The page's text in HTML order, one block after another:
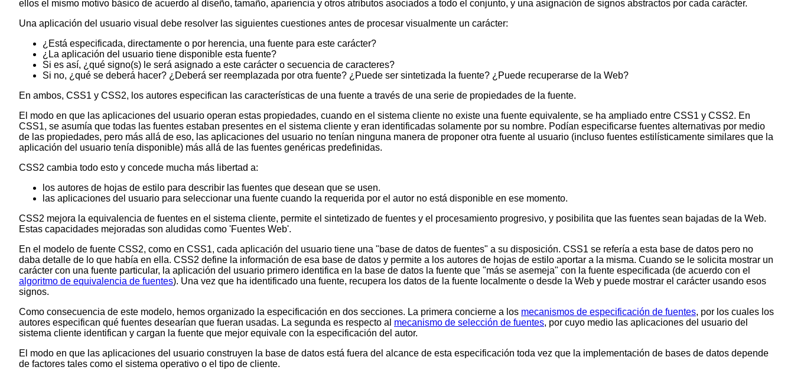
ellos el mismo motivo básico de acuerdo al diseño, tamaño, apariencia y otros atributos asociados a todo el conjunto, y una asignación de signos abstractos por cada carácter.
Una aplicación del usuario visual debe resolver las siguientes cuestiones antes de procesar visualmente un carácter:
¿Está especificada, directamente o por herencia, una fuente para este carácter?
¿La aplicación del usuario tiene disponible esta fuente?
Si es así, ¿qué signo(s) le será asignado a este carácter o secuencia de caracteres?
Si no, ¿qué se deberá hacer? ¿Deberá ser reemplazada por otra fuente? ¿Puede ser sintetizada la fuente? ¿Puede recuperarse de la Web?
En ambos, CSS1 y CSS2, los autores especifican las características de una fuente a través de una serie de propiedades de la fuente.
El modo en que las aplicaciones del usuario operan estas propiedades, cuando en el sistema cliente no existe una fuente equivalente, se ha ampliado entre CSS1 y CSS2. En
CSS1, se asumía que todas las fuentes estaban presentes en el sistema cliente y eran identificadas solamente por su nombre. Podían especificarse fuentes alternativas por medio
de las propiedades, pero más allá de eso, las aplicaciones del usuario no tenían ninguna manera de proponer otra fuente al usuario (incluso fuentes estilísticamente similares que la
aplicación del usuario tenía disponible) más allá de las fuentes genéricas predefinidas.
CSS2 cambia todo esto y concede mucha más libertad a:
los autores de hojas de estilo para describir las fuentes que desean que se usen.
las aplicaciones del usuario para seleccionar una fuente cuando la requerida por el autor no está disponible en ese momento.
CSS2 mejora la equivalencia de fuentes en el sistema cliente, permite el sintetizado de fuentes y el procesamiento progresivo, y posibilita que las fuentes sean bajadas de la Web.
Estas capacidades mejoradas son aludidas como 'Fuentes Web'.
En el modelo de fuente CSS2, como en CSS1, cada aplicación del usuario tiene una "base de datos de fuentes" a su disposición. CSS1 se refería a esta base de datos pero no
daba detalle de lo que había en ella. CSS2 define la información de esa base de datos y permite a los autores de hojas de estilo aportar a la misma. Cuando se le solicita mostrar un
carácter con una fuente particular, la aplicación del usuario primero identifica en la base de datos la fuente que "más se asemeja" con la fuente especificada (de acuerdo con el
algoritmo de equivalencia de fuentes). Una vez que ha identificado una fuente, recupera los datos de la fuente localmente o desde la Web y puede mostrar el carácter usando esos
signos.
Como consecuencia de este modelo, hemos organizado la especificación en dos secciones. La primera concierne a los mecanismos de especificación de fuentes, por los cuales los
autores especifican qué fuentes desearían que fueran usadas. La segunda es respecto al mecanismo de selección de fuentes, por cuyo medio las aplicaciones del usuario del
sistema cliente identifican y cargan la fuente que mejor equivale con la especificación del autor.
El modo en que las aplicaciones del usuario construyen la base de datos está fuera del alcance de esta especificación toda vez que la implementación de bases de datos depende
de factores tales como el sistema operativo o el tipo de cliente.